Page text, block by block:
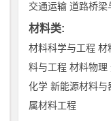
交通运输 道路桥梁
材料类:
材料科学与工程 材
料与工程 材料物理
化学 新能源材料与
属材料工程